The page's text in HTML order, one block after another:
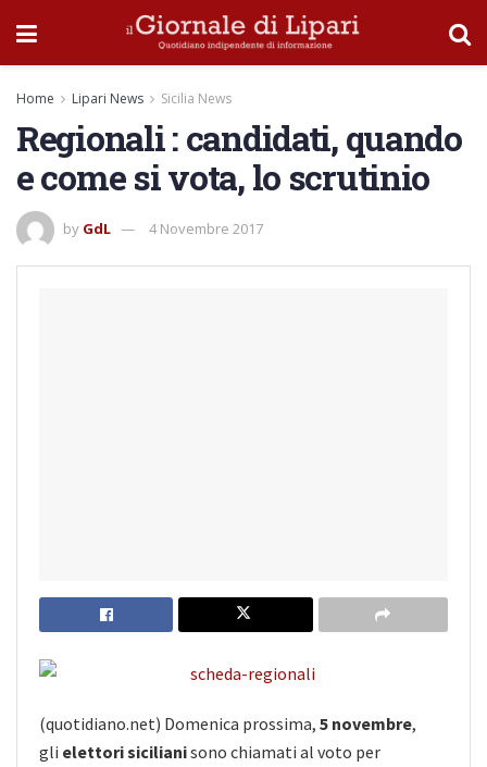
Home Lipari News Sicilia News
Regionali : candidati, quando
e come si vota, lo scrutinio
by GdL 4 Novembre 2017
(quotidiano.net) Domenica prossima, 5 novembre,
gli elettori sicilianisono chiamati al voto per